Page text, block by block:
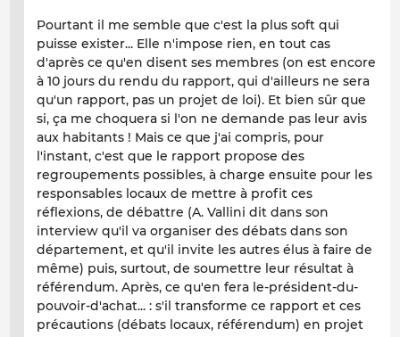
Pourtant il me semble que c'est la plus soft qui
puisse exister... Elle n'impose rien, en tout cas
d'après ce qu'en disent ses membres (on est encore
à 10 jours du rendu du rapport, qui d'ailleurs ne sera
qu'un rapport, pas un projet de loi). Et bien sûr que
si, ça me choquera si l'on ne demande pas leur avis
aux habitants ! Mais ce que j'ai compris, pour
l'instant, c'est que le rapport propose des
regroupements possibles, à charge ensuite pour les
responsables locaux de mettre à profit ces
réflexions, de débattre (A. Vallini dit dans son
interview qu'il va organiser des débats dans son
département, et qu'il invite les autres élus à faire de
même) puis, surtout, de soumettre leur résultat à
référendum. Après, ce qu'en fera le-président-du-
pouvoir-d'achat... : s'il transforme ce rapport et ces
précautions (débats locaux, référendum) en projet